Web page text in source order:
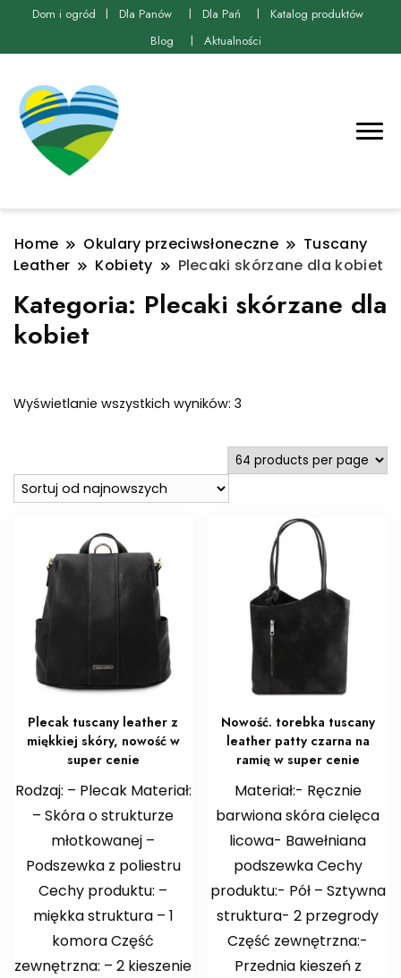
Dom i ogród Dla Panów Dla Pań
Katalog produktów
Blog
Aktualności
Home Okulary przeciwsłoneczne
Tuscany
Leather
Kobiety Plecaki skórzane dla kobiet
Kategoria: Plecaki skórzane dla
kobiet
Wyświetlanie wszystkich wyników: 3
najnowszych
Plecak tuscany leather z
miękkiej skóry, nowość w
super cenie
Rodzaj: – Plecak Materiał:
– Skóra o strukturze
młotkowanej –
Podszewka z poliestru
Cechy produktu: –
miękka struktura – 1
komora Część
zewnętrzna: – 2 kieszenie
Nowość. torebka tuscany
leather patty czarna na
ramię w super cenie
Materiał:- Ręcznie
barwiona skóra cielęca
licowa- Bawełniana
podszewka Cechy
produktu:- Pół – Sztywna
struktura- 2 przegrody
Część zewnętrzna:-
Przednia kieszeń z